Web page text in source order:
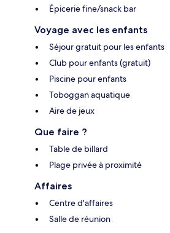
Épicerie fine/snack bar
Voyage avec les enfants
Séjour gratuit pour les enfants
Club pour enfants (gratuit)
Piscine pour enfants
Toboggan aquatique
Aire de jeux
Que faire ?
Table de billard
Plage privée à proximité
Affaires
Centre d'affaires
Salle de réunion